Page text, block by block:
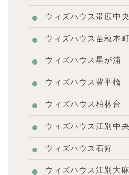
ウィズハウス帯広中央
ウィズハウス苗穂本町
ウィズハウス星が浦
ウィズハウス豊平橋
ウィズハウス柏林台
ウィズハウス江別中央
ウィズハウス石狩
ウィズハウス江別大麻